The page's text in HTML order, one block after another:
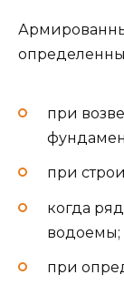
при
при
когда
водоемы;
при